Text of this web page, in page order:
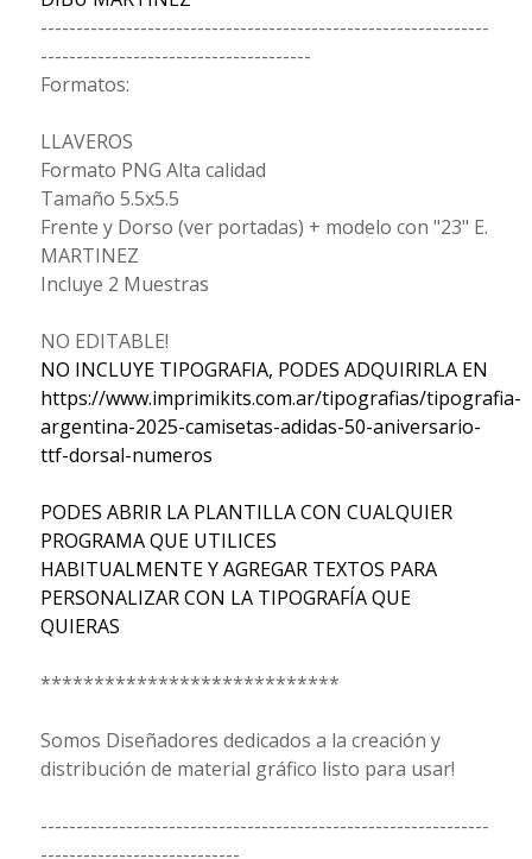
---------------------------------------------------------------
--------------------------------------
Formatos:
LLAVEROS
Formato PNG Alta calidad
Tamaño 5.5x5.5
Frente y Dorso (ver portadas) + modelo con "23" E.
MARTINEZ
Incluye 2 Muestras
NO EDITABLE!
NO INCLUYE TIPOGRAFIA, PODES ADQUIRIRLA EN
https://www.imprimikits.com.ar/tipografias/tipografia-
argentina-2025-camisetas-adidas-50-aniversario-
ttf-dorsal-numeros
PODES ABRIR LA PLANTILLA CON CUALQUIER
PROGRAMA QUE UTILICES
HABITUALMENTE Y AGREGAR TEXTOS PARA
PERSONALIZAR CON LA TIPOGRAFÍA QUE
QUIERAS
****************************
Somos Diseñadores dedicados a la creación y
distribución de material gráfico listo para usar!
---------------------------------------------------------------